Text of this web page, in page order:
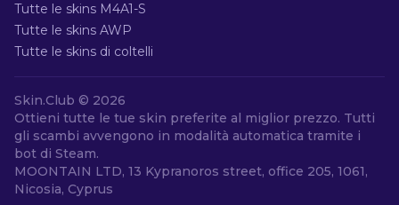
Tutte le skins M4A1-S
Tutte le skins AWP
Tutte le skins di coltelli
Skin.Club © 2026
Ottieni tutte le tue skin preferite al miglior prezzo. Tutti
gli scambi avvengono in modalità automatica tramite i
bot di Steam.
MOONTAIN LTD, 13 Kypranoros street, office 205, 1061,
Nicosia, Cyprus